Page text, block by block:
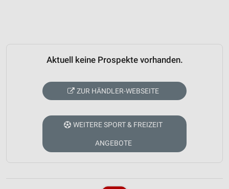
Aktuell keine Prospekte vorhanden.
ZUR HÄNDLER-WEBSEITE
WEITERE SPORT & FREIZEIT
ANGEBOTE